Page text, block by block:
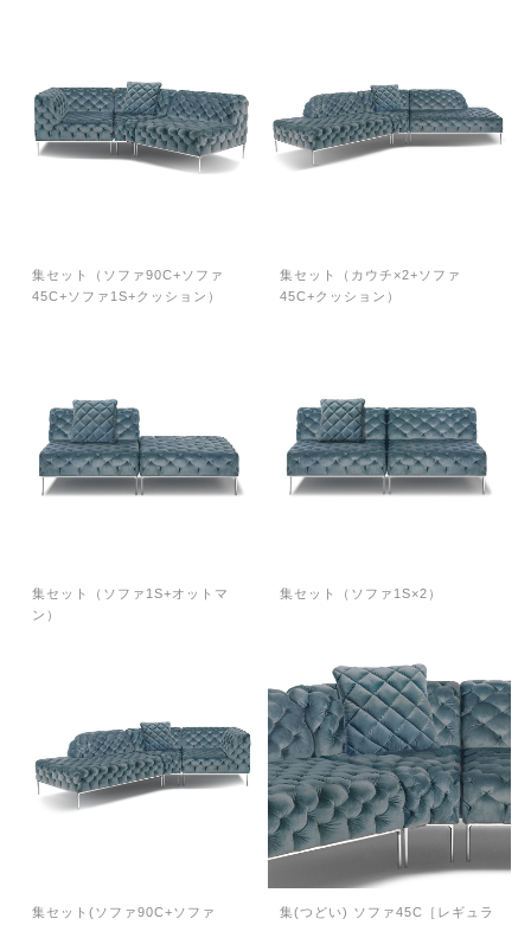
集セット（ソファ90C+ソファ
45C+ソファ1S+クッション）
集セット（カウチ×2+ソファ
45C+クッション）
集セット（ソファ1S+オットマ
ン）
集セット（ソファ1S×2）
集セット(ソファ90C+ソファ
集(つどい) ソファ45C［レギュラ